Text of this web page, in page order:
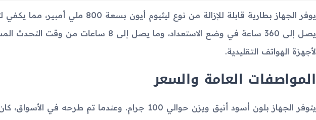
يوفر الجهاز بطارية قابلة للإزالة من نوع ليثيوم أيون
يصل إلى 360 ساعة في وضع الاستعداد، وما يصل إلى 8
لأجهزة الهواتف التقليدية.
المواصفات العامة والسعر
يتوفر الجهاز بلون أسود أنيق ويزن حوالي 100 جرام. وعندما تم طرحه